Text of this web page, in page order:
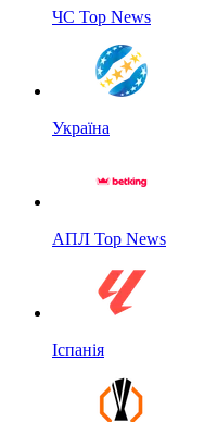
ЧС Top News
Україна
АПЛ Top News
Іспанія